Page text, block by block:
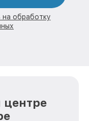
на обработку